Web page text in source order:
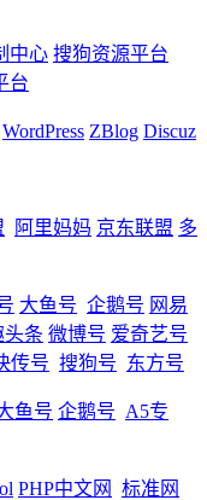
中心 搜狗资源平台
台
WordPress ZBlog Discuz
阿里妈妈 京东联盟 多
大鱼号 企鹅号 网易
头条 微博号 爱奇艺号
传号 搜狗号 东方号
鱼号 企鹅号 A5专
PHP中文网 标准网